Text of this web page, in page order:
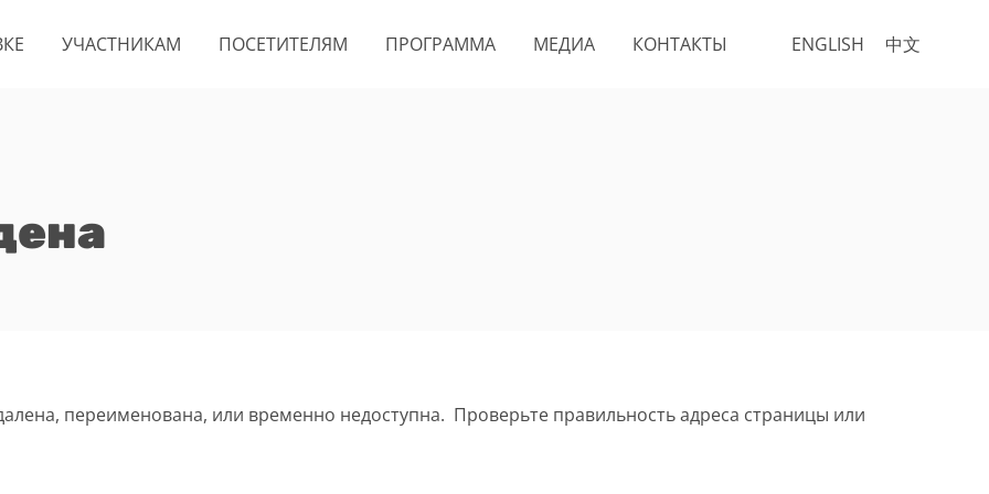
ENGLISH 中文
УЧАСТНИКАМ ПОСЕТИТЕЛЯМ ПРОГРАММА МЕДИА КОНТАКТЫ
переименована, или временно недоступна. Проверьте правильность адреса страницы или